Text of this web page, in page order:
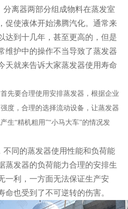
分离器两部分组成物料在蒸发室
促使液体开始沸腾汽化。通常来
达到十几年，甚至更高的，但是
维护中的操作不当导致了蒸发器
天就来告诉大家蒸发器使用寿命
先要合理使用安排蒸发器，根据企业
度，合理的选择流动设备，让蒸发器
生“精机粗用”“小马大车”的情况发
不同的蒸发器使用性能和负荷能
蒸发器的负荷能力合理的安排生
一利，一方面无法保证生产安
也受到了不可逆转的伤害。